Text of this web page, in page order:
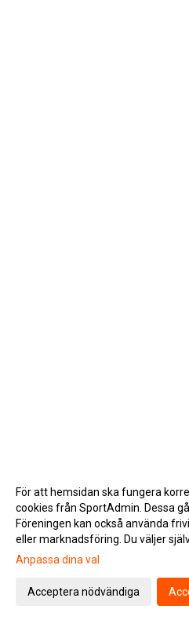
Gå till Webbversion
För att hemsidan ska fungera
cookies från SportAdmin. Dessa
Föreningen kan också använda
eller marknadsföring. Du väljer
Anpassa dina val
Acceptera nödvändiga